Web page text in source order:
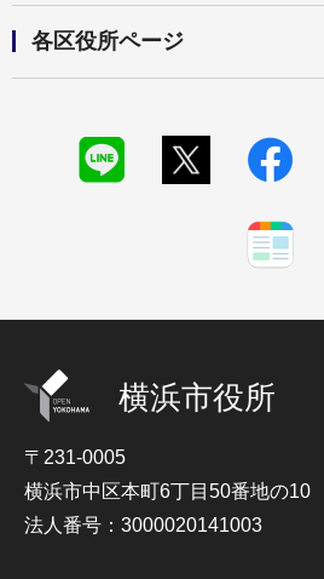
各区役所ページ
横浜市役所
〒231-0005
横浜市中区本町6丁目50番地の10
法人番号：3000020141003